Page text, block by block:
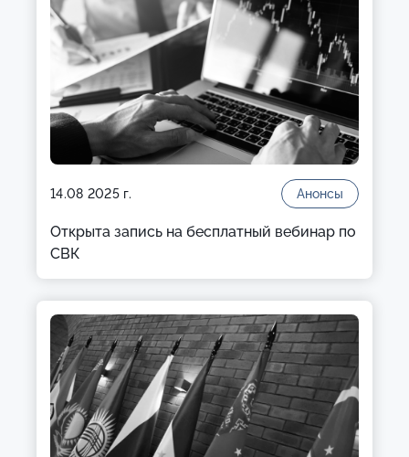
14.08 2025 г. Анонсы
Открыта запись на бесплатный вебинар по
СВК